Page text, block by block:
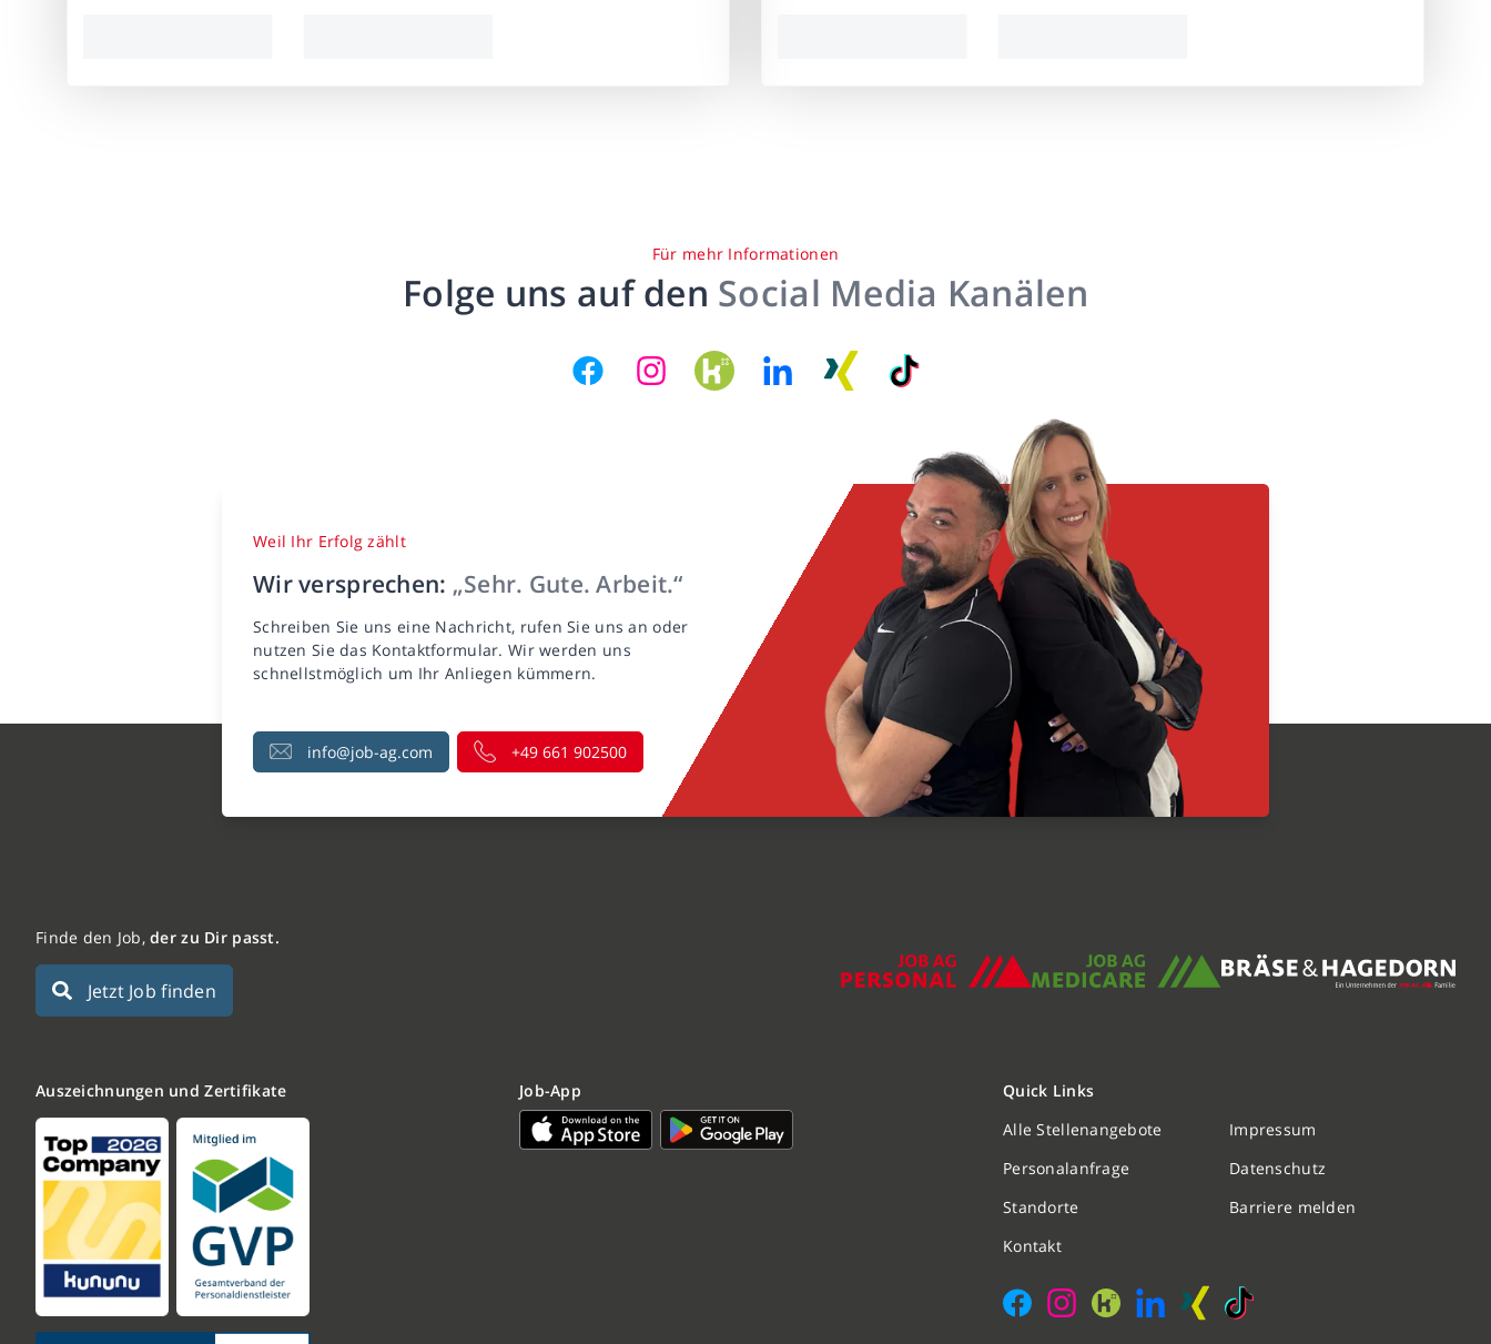
Nachricht schreiben
Personalanfrage
Für mehr Informationen
Folge uns auf den Social Media Kanälen
Weil Ihr Erfolg zählt
Wir versprechen: „Sehr. Gute. Arbeit.“
Schreiben Sie uns eine Nachricht, rufen Sie uns an oder
nutzen Sie das Kontaktformular. Wir werden uns
schnellstmöglich um Ihr Anliegen kümmern.
info@job-ag.com +49 661 902500
Finde den Job,der zu Dir passt.
Jetzt Job finden
Auszeichnungen und Zertifikate Job-App
Quick Links
Alle Stellenangebote
Personalanfrage
Standorte
Kontakt
Impressum
Datenschutz
Barriere melden